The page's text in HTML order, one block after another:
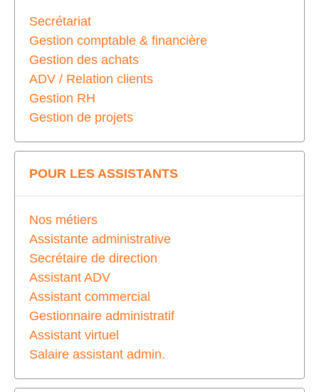
Secrétariat
Gestion comptable & financière
Gestion des achats
ADV / Relation clients
Gestion RH
Gestion de projets
POUR LES ASSISTANTS
Nos métiers
Assistante administrative
Secrétaire de direction
Assistant ADV
Assistant commercial
Gestionnaire administratif
Assistant virtuel
Salaire assistant admin.